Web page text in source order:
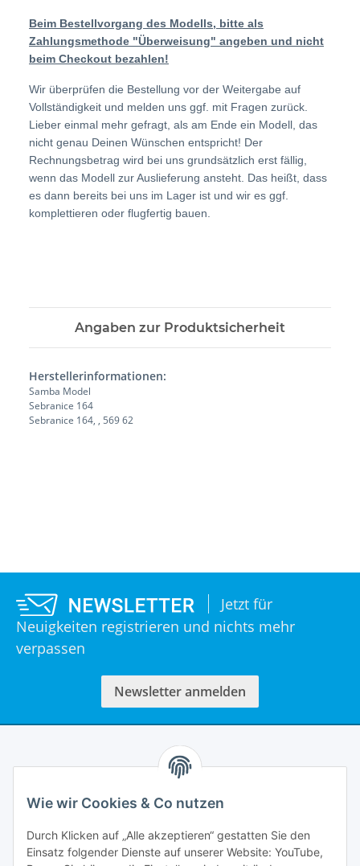
Beim Bestellvorgang des Modells, bitte als
Zahlungsmethode "Überweisung" angeben und nicht
beim Checkout bezahlen!
Wir überprüfen die Bestellung vor der Weitergabe auf
Vollständigkeit und melden uns ggf. mit Fragen zurück.
Lieber einmal mehr gefragt, als am Ende ein Modell, das
nicht genau Deinen Wünschen entspricht! Der
Rechnungsbetrag wird bei uns grundsätzlich erst fällig,
wenn das Modell zur Auslieferung ansteht. Das heißt, dass
es dann bereits bei uns im Lager ist und wir es ggf.
komplettieren oder flugfertig bauen.
Angaben zur Produktsicherheit
Herstellerinformationen:
Samba Model
Sebranice 164
Sebranice 164, , 569 62
Jetzt für
Neuigkeiten registrieren und nichts mehr
verpassen
Newsletter anmelden
Informationen
Mein Account
Wie wir Cookies & Co nutzen
Durch Klicken auf „Alle akzeptieren“ gestatten Sie den
Einsatz folgender Dienste auf unserer Website: YouTube,